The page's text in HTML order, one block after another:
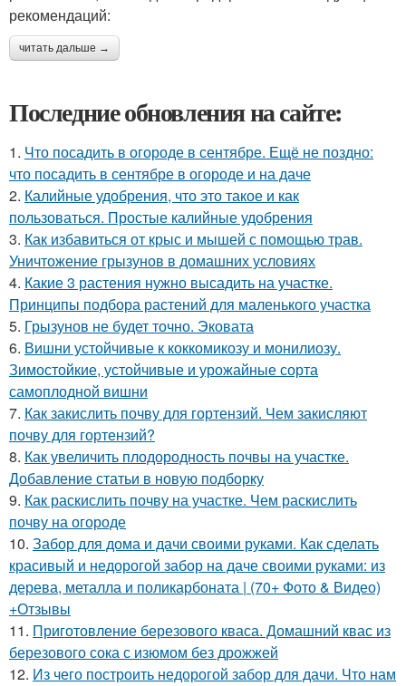
рекомендаций:
читать дальше →
Последние обновления на сайте:
1. Что посадить в огороде в сентябре. Ещё не поздно:
что посадить в сентябре в огороде и на даче
2. Калийные удобрения, что это такое и как
пользоваться. Простые калийные удобрения
3. Как избавиться от крыс и мышей с помощью трав.
Уничтожение грызунов в домашних условиях
4. Какие 3 растения нужно высадить на участке.
Принципы подбора растений для маленького участка
5. Грызунов не будет точно. Эковата
6. Вишни устойчивые к коккомикозу и монилиозу.
Зимостойкие, устойчивые и урожайные сорта
самоплодной вишни
7. Как закислить почву для гортензий. Чем закисляют
почву для гортензий?
8. Как увеличить плодородность почвы на участке.
Добавление статьи в новую подборку
9. Как раскислить почву на участке. Чем раскислить
почву на огороде
10. Забор для дома и дачи своими руками. Как сделать
красивый и недорогой забор на даче своими руками: из
дерева, металла и поликарбоната | (70+ Фото & Видео)
+Отзывы
11. Приготовление березового кваса. Домашний квас из
березового сока с изюмом без дрожжей
12. Из чего построить недорогой забор для дачи. Что нам